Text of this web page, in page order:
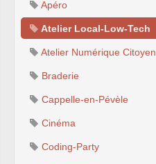
Apéro
Atelier Local-Low-Tech
Atelier Numérique Citoyen
Braderie
Cappelle-en-Pévèle
Cinéma
Coding-Party